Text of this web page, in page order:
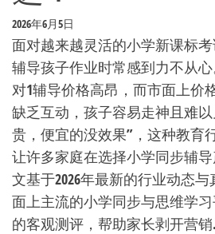
2026年6月5日
面对越来越灵活的小学新课标
辅导孩子作业时常感到力不从
对1辅导价格高昂，而市面上价
缺乏互动，孩子容易走神且难
贵，便宜的没效果”，这种教育
让许多家庭在选择小学同步辅
文基于2026年最新的行业动态
面上主流的小学同步与思维学
的客观测评，帮助家长剥开营